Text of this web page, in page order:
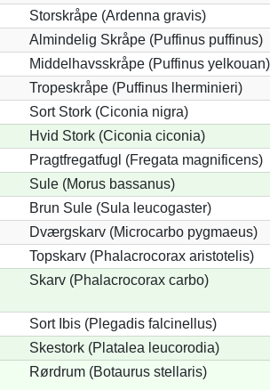
Storskråpe (Ardenna gravis)
Almindelig Skråpe (Puffinus puffinus)
Middelhavsskråpe (Puffinus yelkouan)
Tropeskråpe (Puffinus lherminieri)
Sort Stork (Ciconia nigra)
Hvid Stork (Ciconia ciconia)
Pragtfregatfugl (Fregata magnificens)
Sule (Morus bassanus)
Brun Sule (Sula leucogaster)
Dværgskarv (Microcarbo pygmaeus)
Topskarv (Phalacrocorax aristotelis)
Skarv (Phalacrocorax carbo)
Sort Ibis (Plegadis falcinellus)
Skestork (Platalea leucorodia)
Rørdrum (Botaurus stellaris)